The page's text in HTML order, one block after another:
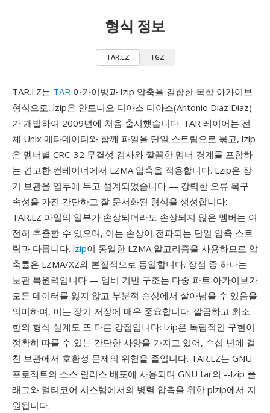
형식 정보
TAR.LZ TGZ
TAR.LZ는 TAR 아카이빙과 lzip 압축을 결합한 복합 아카이브
형식으로, lzip은 안토니오 디아스 디아스(Antonio Diaz Diaz)
가 개발하여 2009년에 처음 출시했습니다. TAR 레이어는 전
체 Unix 메타데이터와 함께 파일을 단일 스트림으로 묶고, lzip
은 멤버별 CRC-32 무결성 검사와 깔끔한 멤버 경계를 포함하
는 견고한 컨테이너에서 LZMA 압축을 적용합니다. Lzip은 장
기 보관을 염두에 두고 설계되었습니다 — 강력한 오류 복구
속성을 가진 간단하고 잘 문서화된 형식을 생성합니다:
TAR.LZ 파일의 일부가 손상되더라도 손상되지 않은 멤버는 여
전히 추출할 수 있으며, 이는 손상이 전파되는 단일 압축 스트
림과 다릅니다. lzip이 동일한 LZMA 알고리즘을 사용하므로 압
축률은 LZMA/XZ와 본질적으로 동일합니다. 장점 중 하나는
보관 복원력입니다 — 멤버 기반 구조는 다중 파트 아카이브가
모든 데이터를 잃지 않고 부분적 손상에서 살아남을 수 있음을
의미하며, 이는 장기 저장에 매우 중요합니다. 깔끔하고 최소
한의 형식 설계도 또 다른 강점입니다: lzip은 독립적인 구현이
정확히 따를 수 있는 간단한 사양을 가지고 있어, 수십 년에 걸
친 보관에서 호환성 문제의 위험을 줄입니다. TAR.LZ는 GNU
프로젝트의 소스 릴리스 배포에 사용되며 GNU tar의 --lzip 플
래그와 멀티코어 시스템에서의 병렬 압축을 위한 plzip에서 지
원됩니다.